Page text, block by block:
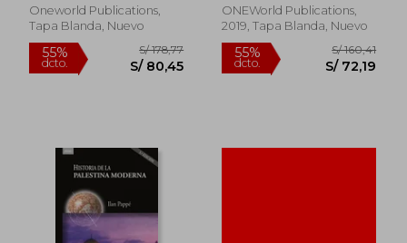
40%
dcto.
S/ 134,58
S/ 80,75
55%
dcto.
S/
S/
Oneworld Publications,
Tapa Blanda, Nuevo
ONEWorld Publications,
2019, Tapa Blanda, Nuevo